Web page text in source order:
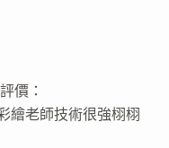
價：
繪老師技術很強栩栩